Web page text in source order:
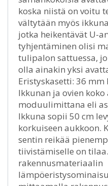
koska niistä on voitu
vältytään myös
jotka heikentävät U-
tyhjentäminen olisi
tulipalon sattuessa,
olla ainakin yksi
Eristyskasetti: 36
Ikkunan ja ovien koko
moduulimittana eli
Ikkuna sopii 50 cm
korkuiseen aukkoon.
sentin reikää
tiivistämiselle on
rakennusmateriaalin